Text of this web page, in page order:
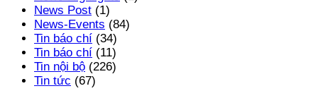
News Post (1)
News-Events (84)
Tin báo chí (34)
Tin báo chí (11)
Tin nội bộ (226)
Tin tức (67)